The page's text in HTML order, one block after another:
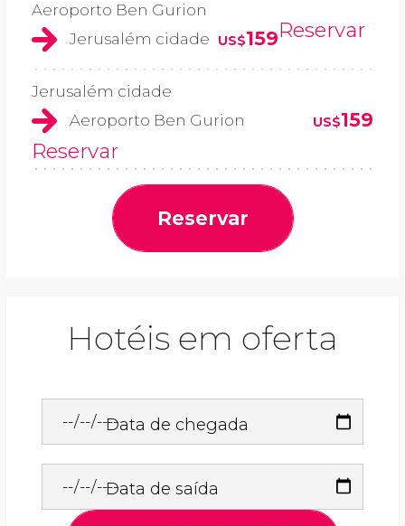
Aeroporto Ben Gurion
Jerusalém cidade
US$159Reservar
Jerusalém cidade
Aeroporto Ben Gurion
US$159
Reservar
Reservar
Hotéis em oferta
Data de chegada
Data de saída